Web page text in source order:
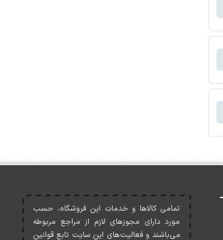
تمامی کالاها و خدمات اين فروشگاه، حسب
مورد دارای مجوزهای لازم از مراجع مربوطه
می‌باشند و فعاليت‌های اين سايت تابع قوانين